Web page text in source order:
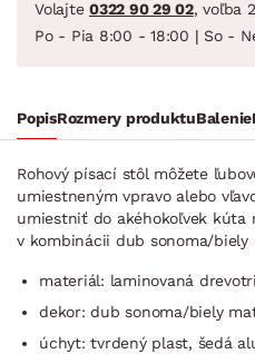
Volajte 0322 90 29 02, voľba 2
Po - Pia 8:00 - 18:00 | So -
PopisRozmery produktuBalenie
Rohový písací stôl môžete
umiestneným vpravo alebo
umiestniť do akéhokoľvek kúta
v kombinácii dub sonoma/biely
materiál: laminovaná
dekor: dub sonoma/biely
úchyt: tvrdený plast, šedá